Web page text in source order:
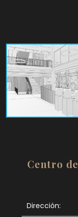
Centro
Dirección: